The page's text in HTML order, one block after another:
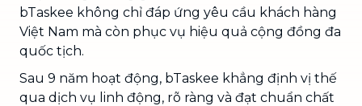
bTaskee không chỉ đáp ứng yêu cầu khách hàng
Việt Nam mà còn phục vụ hiệu quả cộng đồng đa
quốc tịch.
Sau 9 năm hoạt động, bTaskee khẳng định vị thế
qua dịch vụ linh động, rõ ràng và đạt chuẩn chất